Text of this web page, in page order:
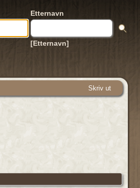
Etternavn
[Etternavn]
Skriv ut